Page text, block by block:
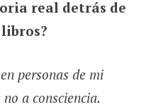
real detrás de
personas de mi
a consciencia.